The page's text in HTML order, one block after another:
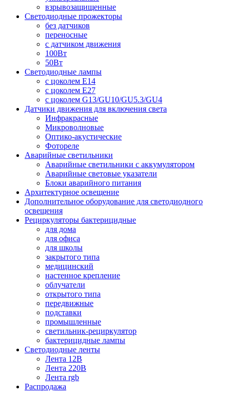
взрывозащищенные
Светодиодные прожекторы
без датчиков
переносные
с датчиком движения
100Вт
50Вт
Светодиодные лампы
с цоколем E14
с цоколем E27
с цоколем G13/GU10/GU5.3/GU4
Датчики движения для включения света
Инфракрасные
Микроволновые
Оптико-акустические
Фотореле
Аварийные светильники
Аварийные светильники с аккумулятором
Аварийные световые указатели
Блоки аварийного питания
Архитектурное освещение
Дополнительное оборудование для светодиодного
освещения
Рециркуляторы бактерицидные
для дома
для офиса
для школы
закрытого типа
медицинский
настенное крепление
облучатели
открытого типа
передвижные
подставки
промышленные
светильник-рециркулятор
бактерицидные лампы
Светодиодные ленты
Лента 12В
Лента 220В
Лента rgb
Распродажа